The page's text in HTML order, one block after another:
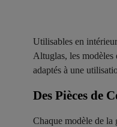
Utilisables en
Altuglas, les
adaptés à une
Des Pièces de
Chaque modèle de